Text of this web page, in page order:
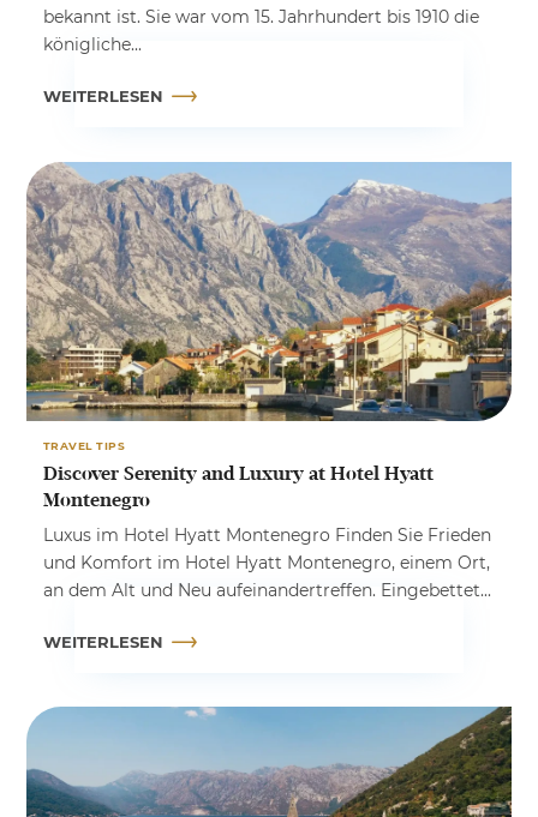
bekannt ist. Sie war vom 15. Jahrhundert bis 1910 die
königliche...
WEITERLESEN
TRAVEL TIPS
Discover Serenity and Luxury at Hotel Hyatt
Montenegro
Luxus im Hotel Hyatt Montenegro Finden Sie Frieden
und Komfort im Hotel Hyatt Montenegro, einem Ort,
an dem Alt und Neu aufeinandertreffen. Eingebettet...
WEITERLESEN